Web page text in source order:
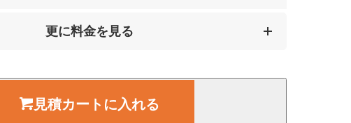
円
35,000 円
更に料金を見る
見積カートに入れる